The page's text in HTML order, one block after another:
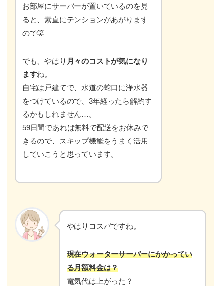
お部屋にサーバーが置いているのを見
ると、素直にテンションがあがります
ので笑
でも、やはり 月々のコストが気になり
ますね。
自宅は戸建てで、水道の蛇口に浄水器
をつけているので、3年経ったら解約す
るかもしれません…。
59日間であれば無料で配送をお休みで
きるので、スキップ機能をうまく活用
していこうと思っています。
やはりコスパですね。
現在ウォーターサーバーにかかってい
る月額料金は？
電気代は上がった？